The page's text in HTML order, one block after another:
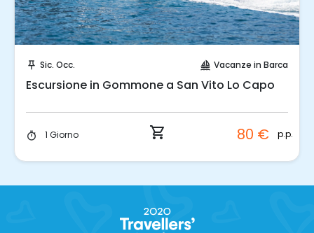
push_pin Sic. Occ. sailing Vacanze in Barca
Escursione in Gommone a San Vito Lo Capo
timer 1 Giorno shopping_cart 80 € p.p.